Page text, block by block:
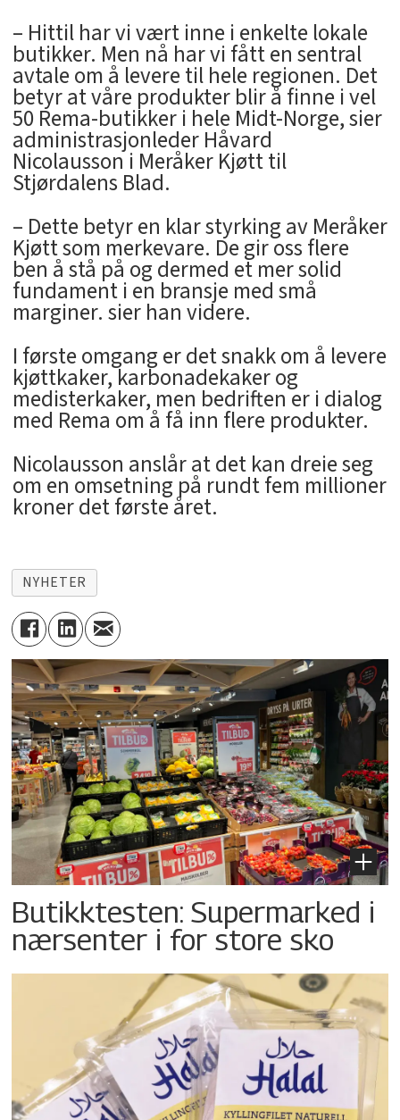
– Hittil har vi vært inne i enkelte lokale
butikker. Men nå har vi fått en sentral
avtale om å levere til hele regionen. Det
betyr at våre produkter blir å finne i vel
50 Rema-butikker i hele Midt-Norge, sier
administrasjonleder Håvard
Nicolausson i Meråker Kjøtt til
Stjørdalens Blad.
– Dette betyr en klar styrking av Meråker
Kjøtt som merkevare. De gir oss flere
ben å stå på og dermed et mer solid
fundament i en bransje med små
marginer. sier han videre.
I første omgang er det snakk om å levere
kjøttkaker, karbonadekaker og
medisterkaker, men bedriften er i dialog
med Rema om å få inn flere produkter.
Nicolausson anslår at det kan dreie seg
om en omsetning på rundt fem millioner
kroner det første året.
NYHETER
Butikktesten: Supermarked i
nærsenter i for store sko